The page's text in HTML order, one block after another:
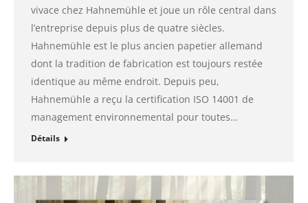
vivace chez Hahnemühle et joue un rôle central dans
l’entreprise depuis plus de quatre siècles.
Hahnemühle est le plus ancien papetier allemand
dont la tradition de fabrication est toujours restée
identique au même endroit. Depuis peu,
Hahnemühle a reçu la certification ISO 14001 de
management environnemental pour toutes…
Détails